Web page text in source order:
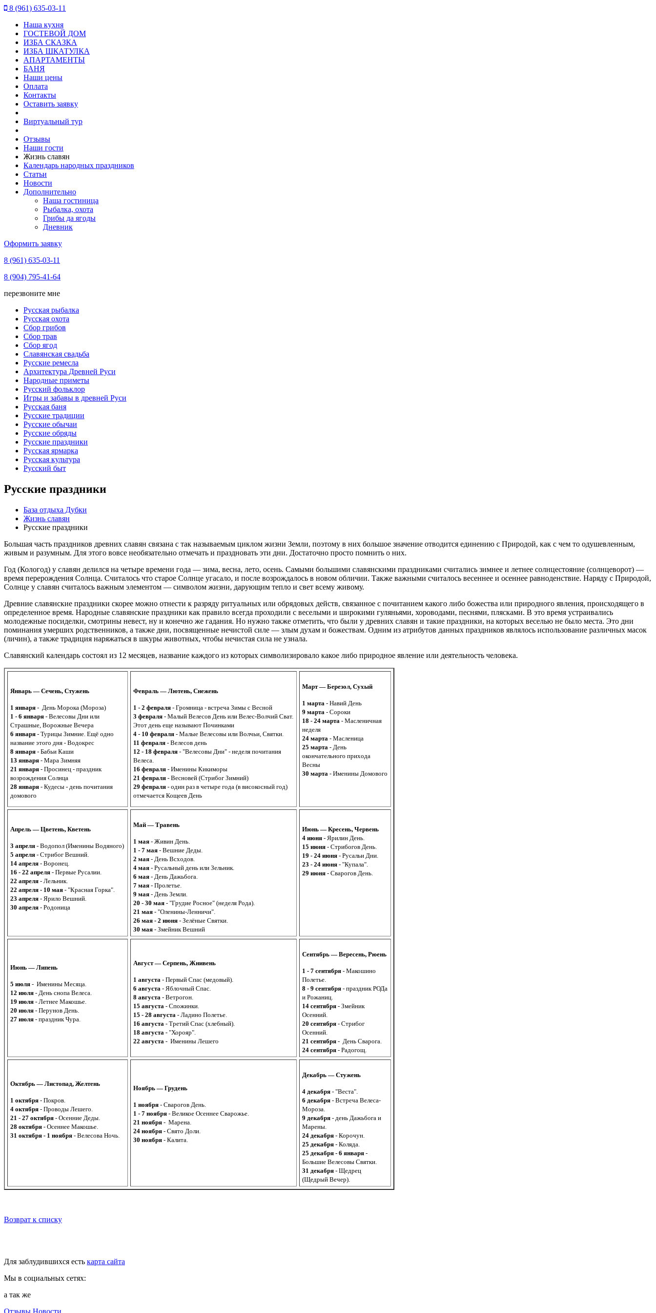
8 (961) 635-03-11
Наша кухня
ГОСТЕВОЙ ДОМ
ИЗБА СКАЗКА
ИЗБА ШКАТУЛКА
АПАРТАМЕНТЫ
БАНЯ
Наши цены
Оплата
Контакты
Оставить заявку
Виртуальный тур
Отзывы
Наши гости
Жизнь славян
Календарь народных праздников
Статьи
Новости
Дополнительно
Наша гостиница
Рыбалка, охота
Грибы да ягоды
Дневник
Оформить заявку
8 (961) 635-03-11
8 (904) 795-41-64
перезвоните мне
Русская рыбалка
Русская охота
Сбор грибов
Сбор трав
Сбор ягод
Славянская свадьба
Русские ремесла
Архитектура Древней Руси
Народные приметы
Русский фольклор
Игры и забавы в древней Руси
Русская баня
Русские традиции
Русские обычаи
Русские обряды
Русские праздники
Русская ярмарка
Русская культура
Русский быт
Русские праздники
База отдыха Дубки
Жизнь славян
Русские праздники
Большая часть праздников древних славян связана с так называемым циклом жизни Земли, поэтому в них большое значение отводится единению с Природой, как с чем то одушевленным,
живым и разумным. Для этого вовсе необязательно отмечать и праздновать эти дни. Достаточно просто помнить о них.
Год (Кологод) у славян делился на четыре времени года — зима, весна, лето, осень. Самыми большими славянскими праздниками считались зимнее и летнее солнцестояние (солнцеворот) —
время перерождения Солнца. Считалось что старое Солнце угасало, и после возрождалось в новом обличии. Также важными считалось весеннее и осеннее равноденствие. Наряду с Природой,
Солнце у славян считалось важным элементом — символом жизни, дарующим тепло и свет всему живому.
Древние славянские праздники скорее можно отнести к разряду ритуальных или обрядовых действ, связанное с почитанием какого либо божества или природного явления, происходящего в
определенное время. Народные славянские праздники как правило всегда проходили с веселыми и широкими гуляньями, хороводами, песнями, плясками. В это время устраивались
молодежные посиделки, смотрины невест, ну и конечно же гадания. Но нужно также отметить, что были у древних славян и такие праздники, на которых веселью не было места. Это дни
поминания умерших родственников, а также дни, посвященные нечистой силе — злым духам и божествам. Одним из атрибутов данных праздников являлось использование различных масок
(личин), а также традиция наряжаться в шкуры животных, чтобы нечистая сила не узнала.
Славянский календарь состоял из 12 месяцев, название каждого из которых символизировало какое либо природное явление или деятельность человека.
Январь — Сечень, Стужень
1 января - День Морока (Мороза)
1 - 6 января - Велесовы Дни или
Страшные, Ворожные Вечера
6 января - Турицы Зимние. Ещё одно
название этого дня - Водокрес
8 января - Бабьи Каши
13 января - Мара Зимняя
21 января - Просинец - праздник
возрождения Солнца
28 января - Кудесы - день почитания
домового
Февраль — Лютень, Снежень
1 - 2 февраля - Громница - встреча Зимы с Весной
3 февраля - Малый Велесов День или Велес-Волчий Сват.
Этот день еще называют Починками
4 - 10 февраля - Малые Велесовы или Волчьи, Святки.
11 февраля - Велесов день
12 - 18 февраля - "Велесовы Дни" - неделя почитания
Велеса.
16 февраля - Именины Кикиморы
21 февраля - Весновей (Стрибог Зимний)
29 февраля - один раз в четыре года (в високосный год)
отмечается Кощеев День
Март — Березол, Сухый
1 марта - Навий День
9 марта - Сороки
18 - 24 марта - Масленичная
неделя
24 марта - Масленица
25 марта - День
окончательного прихода
Весны
30 марта - Именины Домового
Апрель — Цветень, Кветень
3 апреля - Водопол (Именины Водяного)
5 апреля - Стрибог Вешний.
14 апреля - Воронец.
16 - 22 апреля - Первые Русалии.
22 апреля - Лельник.
22 апреля - 10 мая - "Красная Горка".
23 апреля - Ярило Вешний.
30 апреля - Родоница
Май — Травень
1 мая - Живин День.
1 - 7 мая - Вешние Деды.
2 мая - День Всходов.
4 мая - Русальный день или Зельник.
6 мая - День Дажьбога.
7 мая - Пролетье.
9 мая - День Земли.
20 - 30 мая - "Грудие Росное" (неделя Рода).
21 мая - "Оленины-Ленничи".
26 мая - 2 июня - Зелёные Святки.
30 мая - Змейник Вешний
Июнь — Кресень, Червень
4 июня - Ярилин День.
15 июня - Стрибогов День.
19 - 24 июня - Русальи Дни.
23 - 24 июня - "Купала".
29 июня - Сварогов День.
Июнь — Липень
5 июля - Именины Месяца.
12 июля - День снопа Велеса.
19 июля - Летнее Макошье.
20 июля - Перунов День.
27 июля - праздник Чура.
Август — Серпень, Жнивень
1 августа - Первый Спас (медовый).
6 августа - Яблочный Спас.
8 августа - Ветрогон.
15 августа - Спожинки.
15 - 28 августа - Ладино Полетье.
16 августа - Третий Спас (хлебный).
18 августа - "Хорояр".
22 августа - Именины Лешего
Сентябрь — Вересень, Рюень
1 - 7 сентября - Макошино
Полетье.
8 - 9 сентября - праздник РОДа
и Рожаниц.
14 сентября - Змейник
Осенний.
20 сентября - Стрибог
Осенний.
21 сентября - День Сварога.
24 сентября - Радогощ.
Октябрь — Листопад, Желтень
1 октября - Покров.
4 октября - Проводы Лешего.
21 - 27 октября - Осенние Деды.
28 октября - Осеннее Макошье.
31 октября - 1 ноября - Велесова Ночь.
Ноябрь — Грудень
1 ноября - Сварогов День.
1 - 7 ноября - Великое Осеннее Сварожье.
21 ноября - Марена.
24 ноября - Свято Доли.
30 ноября - Калита.
Декабрь — Стужень
4 декабря - "Веста".
6 декабря - Встреча Велеса-
Мороза.
9 декабря - день Дажьбога и
Марены.
24 декабря - Корочун.
25 декабря - Коляда.
25 декабря - 6 января -
Большие Велесовы Святки.
31 декабря - Щедрец
(Щедрый Вечер).
Возврат к списку
Для заблудившихся есть карта сайта
Мы в социальных сетях:
а так же
Отзывы Новости